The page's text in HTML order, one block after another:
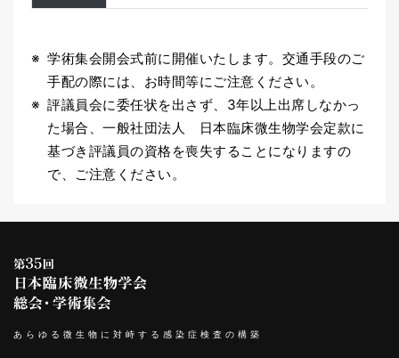
学術集会開会式前に開催いたします。交通手段のご
手配の際には、お時間等にご注意ください。
評議員会に委任状を出さず、3年以上出席しなかっ
た場合、一般社団法人 日本臨床微生物学会定款に
基づき評議員の資格を喪失することになりますの
で、ご注意ください。
あらゆる微生物に対峙する感染症検査の構築